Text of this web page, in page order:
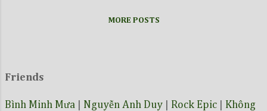
MORE POSTS
Friends
Bình Minh Mưa Nguyễn Anh Duy Rock Epic Không